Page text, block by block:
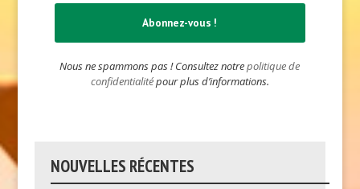
Nous ne spammons pas ! Consultez notrepolitique de
confidentialitépour plus d’informations.
NOUVELLES RÉCENTES